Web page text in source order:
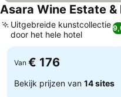
Asara Wine Estate &
Uitgebreide kunstcollectie
door het hele hotel
Van € 176
Bekijk prijzen van 14 sites